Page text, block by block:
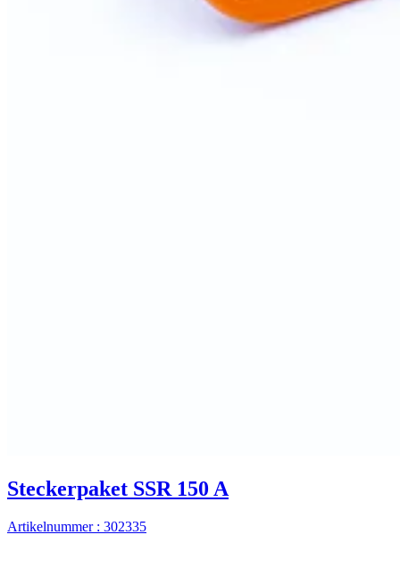
Steckerpaket SSR 150 A
Artikelnummer : 302335